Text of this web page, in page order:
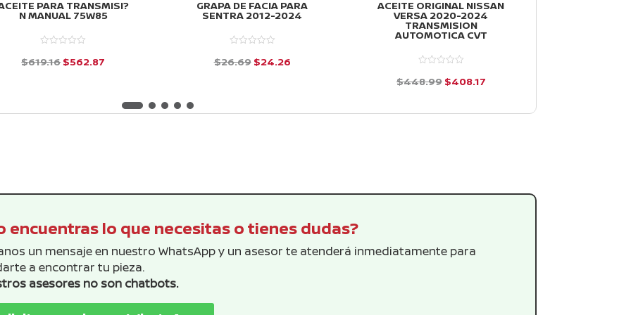
PARA TRANSMISI?
N MANUAL 75W85
$619.16El
era:
$562.87
es:
GRAPA DE FACIA PARA
SENTRA 2012-2024
$26.69 El
era:
$24.26El
es:
ACEITE ORIGINAL NISSAN
VERSA 2020-2024
TRANSMISION
AUTOMOTICA CVT
$448.99 El
original
$408.17El
actual
encuentras lo que necesitas o tienes dudas?
un mensaje en nuestro WhatsApp y un asesor te atenderá inmediatamente para
a encontrar tu pieza.
asesores no son chatbots.